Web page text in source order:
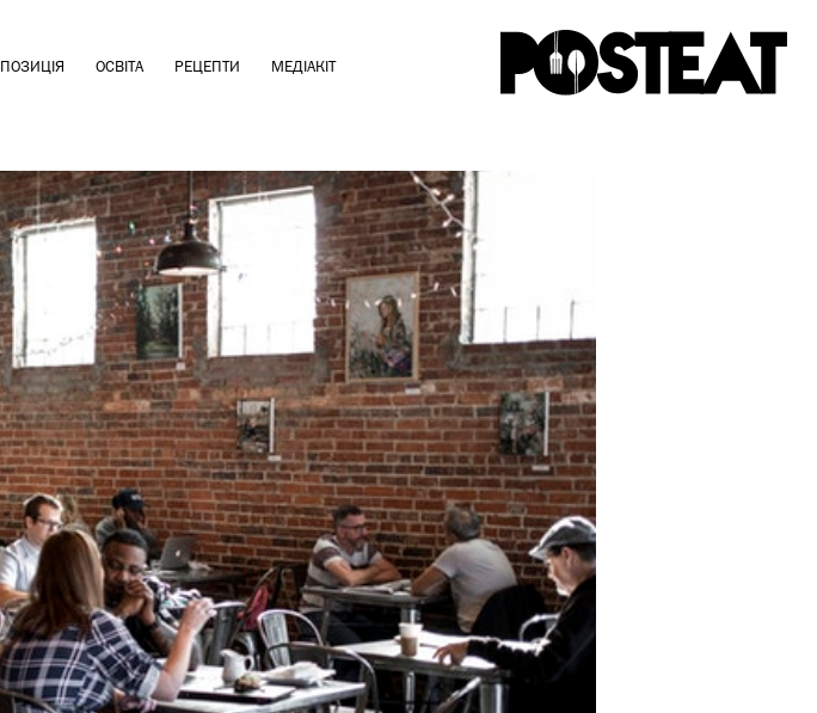
ПОЗИЦІЯ ОСВІТА РЕЦЕПТИ МЕДІАКІТ